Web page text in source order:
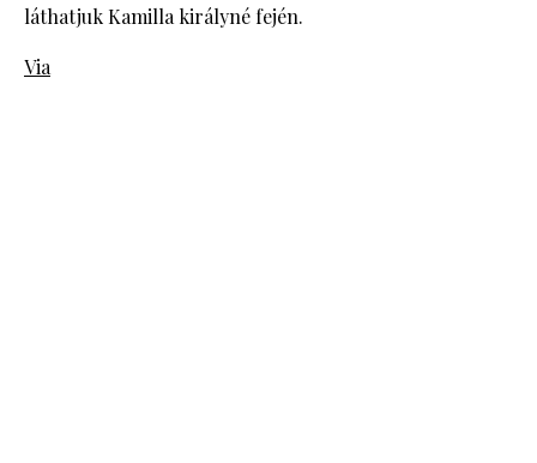
láthatjuk Kamilla királyné fején.
Via